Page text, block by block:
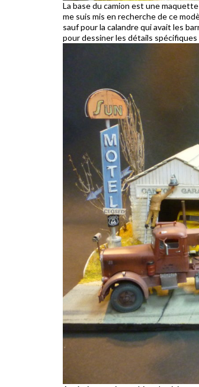
La base du camion est une
me suis mis en recherche de ce
sauf pour la calandre qui avait les
pour dessiner les détails